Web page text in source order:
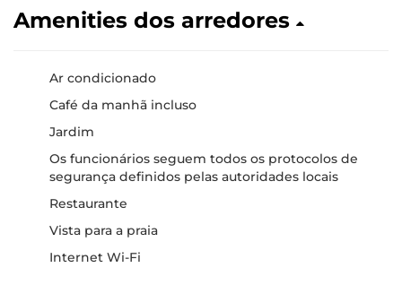
Amenities dos arredores
Ar condicionado
Café da manhã incluso
Jardim
Os funcionários seguem todos os protocolos de
segurança definidos pelas autoridades locais
Restaurante
Vista para a praia
Internet Wi-Fi